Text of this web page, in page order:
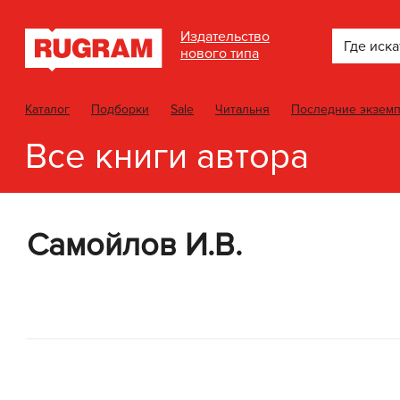
Издательство
нового типа
Где
Каталог Подборки Sale Читальня Последние
Все книги автора
Самойлов И.В.